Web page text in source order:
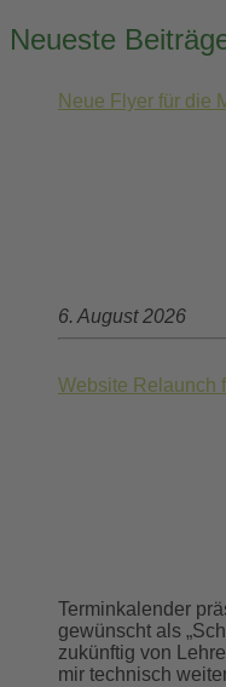
Neueste
Neue Flyer für die
6. August 2026
Website Relaunch
Terminkalender
gewünscht als
zukünftig von
mir technisch